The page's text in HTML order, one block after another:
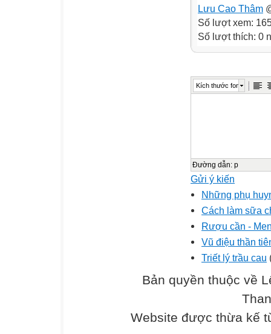
Lưu Cao Thâm
Số lượt xem:
Số lượt thích: 0
Kích thước font
Đường dẫn: p
Gửi ý kiến
Những phụ
Cách làm sữa
Rượu cần -
Vũ điệu thần
Triết lý trầu cau
Bản quyền thuộc về
Website được thừa kế